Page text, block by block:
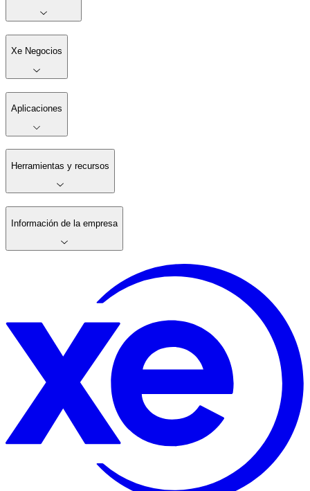
Xe Negocios
Aplicaciones
Herramientas y recursos
Información de la empresa